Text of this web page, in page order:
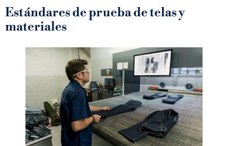
Estándares de prueba de telas y
materiales